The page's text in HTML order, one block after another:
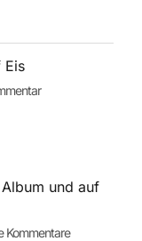
Eis
und auf
Kommentare